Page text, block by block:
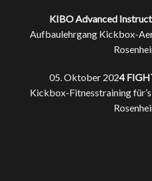
KIBO Advanced
Aufbaulehrgang Kickbox-
05. Oktober 2024
Kickbox-Fitnesstraining